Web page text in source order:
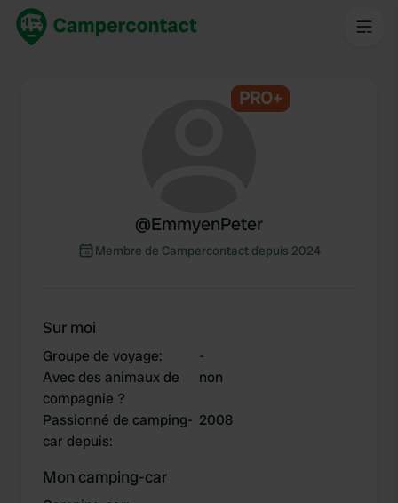
PRO+
@EmmyenPeter
Membre de Campercontact depuis 2024
Sur moi
Groupe de voyage:
-
Avec des animaux de
compagnie ?
non
Passionné de camping-
car depuis:
2008
Mon camping-car